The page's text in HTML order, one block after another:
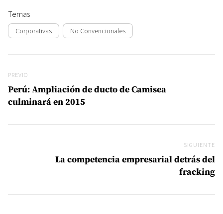
Temas
Corporativas No Convencionales
Previo
PREVIO
Perú: Ampliación de ducto de Camisea
culminará en 2015
SIGUIENTE
La competencia empresarial detrás del
fracking